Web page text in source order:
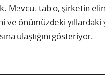
Mevcut tablo, şirketin
önümüzdeki yıllardaki
ulaştığını gösteriyor.